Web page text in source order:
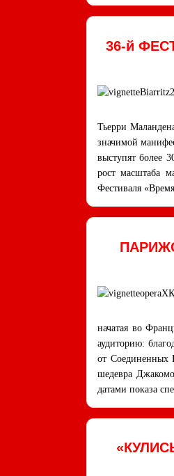
36-й
Тьерри
значимой
выступят более
рост масштаба
Фестиваля
начатая во
аудиторию:
от Соединенных
шедевра
датами показа